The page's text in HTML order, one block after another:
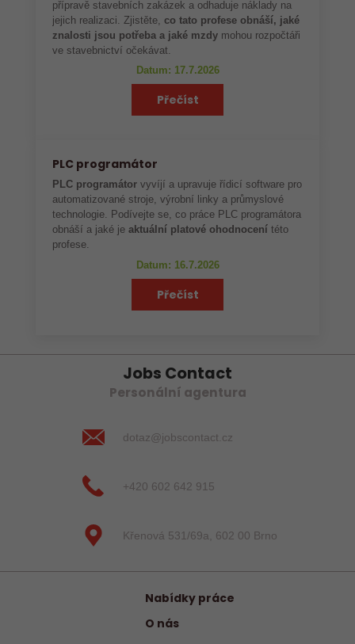
přípravě stavebních zakázek a odhaduje náklady na
jejich realizaci. Zjistěte,co tato profese obnáší, jaké
znalosti jsou potřeba a jaké mzdy mohou rozpočtáři
ve stavebnictví očekávat.
Datum: 17.7.2026
Přečíst
PLC programátor
PLC programátor vyvíjí a upravuje řídicí software pro
automatizované stroje, výrobní linky a průmyslové
technologie. Podívejte se, co práce PLC programátora
obnáší a jaké je aktuální platové ohodnocení této
profese.
Datum: 16.7.2026
Přečíst
Jobs Contact
Personální agentura
dotaz@jobscontact.cz
+420 602 642 915
Křenová 531/69a, 602 00 Brno
Nabídky práce
O nás